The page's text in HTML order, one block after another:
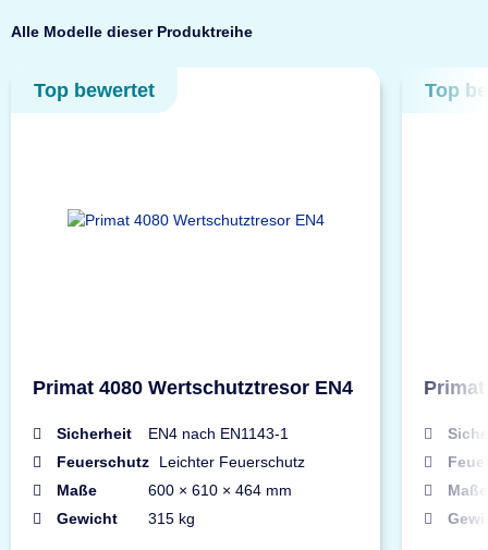
Alle Modelle dieser Produktreihe
Top bewertet
Primat 4080 Wertschutztresor EN4
Sicherheit
EN4 nach EN1143-1
Feuerschutz
Leichter Feuerschutz
Maße
600 × 610 × 464 mm
Gewicht
315 kg
Top
Maße